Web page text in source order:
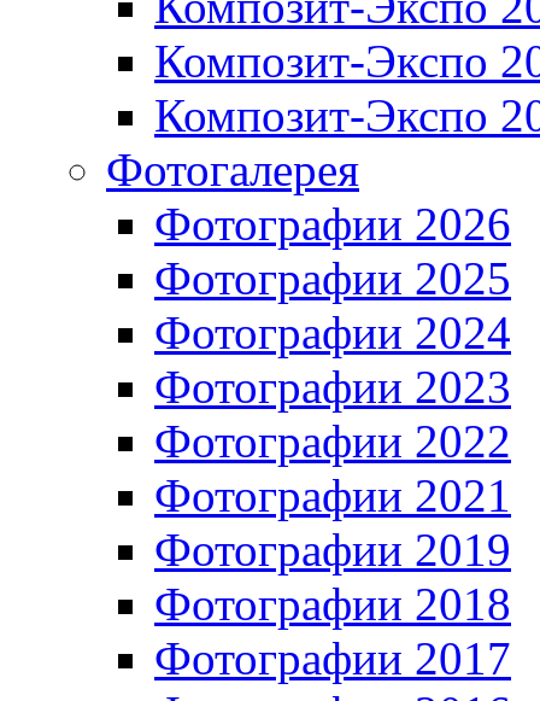
Композит-Экспо
Композит-Экспо
Фотогалерея
Фотографии 2026
Фотографии 2025
Фотографии 2024
Фотографии 2023
Фотографии 2022
Фотографии 2021
Фотографии 2019
Фотографии 2018
Фотографии 2017